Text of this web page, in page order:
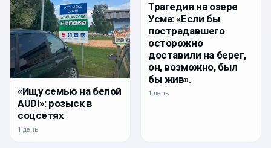
«Ищу семью на белой
AUDI»: розыск в
соцсетях
1 день
Трагедия на озере
Усма: «Если бы
пострадавшего
осторожно
доставили на берег,
он, возможно, был
бы жив».
1 день